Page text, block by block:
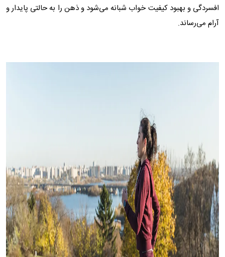
افسردگی و بهبود کیفیت خواب شبانه می‌شود و ذهن را به حالتی پایدار و
آرام می‌رساند.